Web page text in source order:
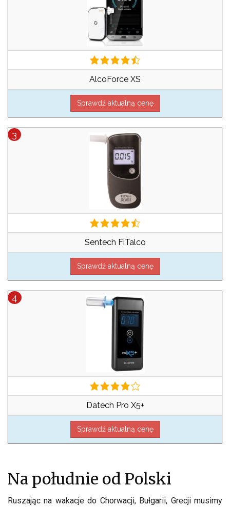
AlcoForce XS
Sprawdź aktualną cenę
Sentech FiTalco
Sprawdź aktualną cenę
Datech Pro X5+
Sprawdź aktualną cenę
Na południe od Polski
Ruszając na wakacje do Chorwacji, Bułgarii, Grecji musimy